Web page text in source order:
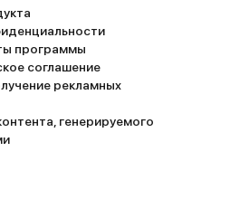
программы
соглашение
рекламных
генерируемого